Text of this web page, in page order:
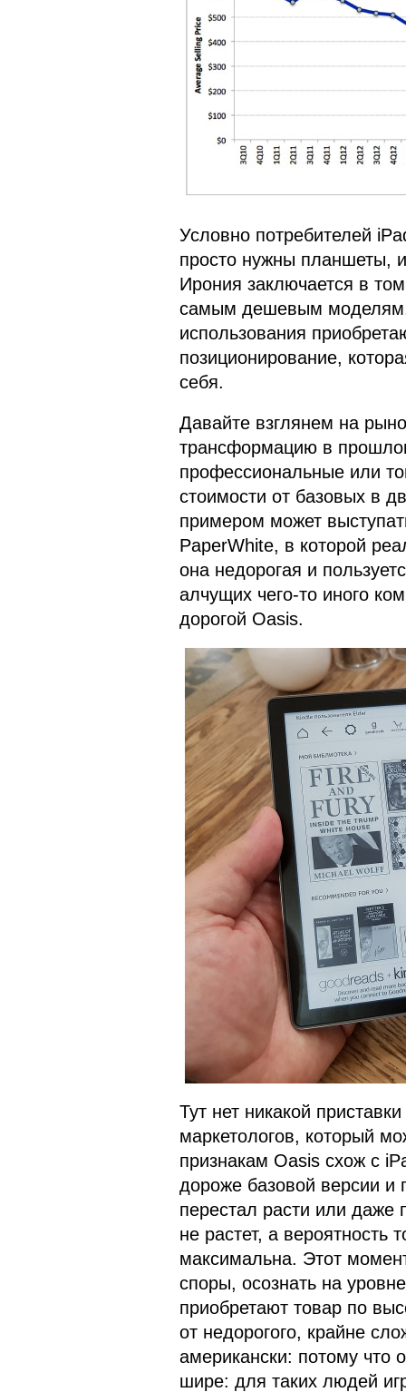
Условно потребителей
просто нужны планшеты,
Ирония заключается в
самым дешевым моделям,
использования
позиционирование,
себя.
Давайте взглянем на
трансформацию в
профессиональные или
стоимости от базовых в
примером может
PaperWhite, в которой
она недорогая и
алчущих чего-то иного
дорогой Oasis.
Тут нет никакой
маркетологов, который
признакам Oasis схож с
дороже базовой версии и
перестал расти или даже
не растет, а вероятность
максимальна. Этот
споры, осознать на
приобретают товар по
от недорогого, крайне
американски: потому что
шире: для таких людей